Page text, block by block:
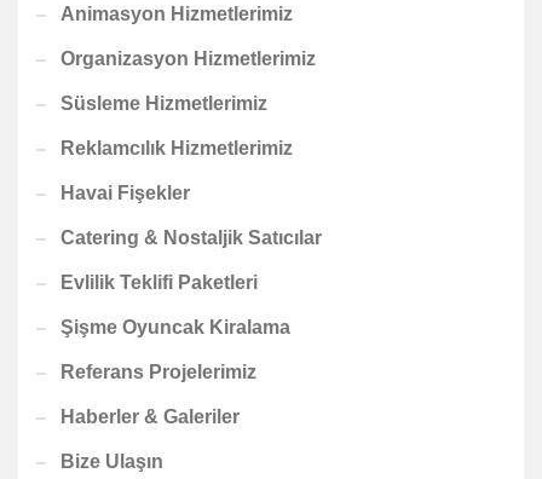
Animasyon Hizmetlerimiz
Organizasyon Hizmetlerimiz
Süsleme Hizmetlerimiz
Reklamcılık Hizmetlerimiz
Havai Fişekler
Catering & Nostaljik Satıcılar
Evlilik Teklifi Paketleri
Şişme Oyuncak Kiralama
Referans Projelerimiz
Haberler & Galeriler
Bize Ulaşın